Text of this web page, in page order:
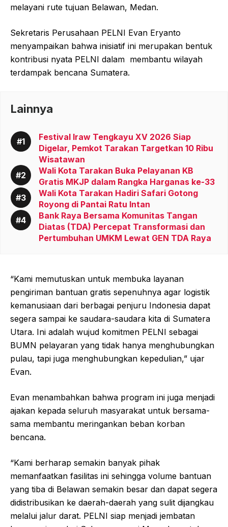
melayani rute tujuan Belawan, Medan.
Sekretaris Perusahaan PELNI Evan Eryanto
menyampaikan bahwa inisiatif ini merupakan bentuk
kontribusi nyata PELNI dalam membantu wilayah
terdampak bencana Sumatera.
Lainnya
Festival Iraw Tengkayu XV 2026 Siap
Digelar, Pemkot Tarakan Targetkan 10 Ribu
Wisatawan
Wali Kota Tarakan Buka Pelayanan KB
Gratis MKJP dalam Rangka Harganas ke-33
Wali Kota Tarakan Hadiri Safari Gotong
Royong di Pantai Ratu Intan
Bank Raya Bersama Komunitas Tangan
Diatas (TDA) Percepat Transformasi dan
Pertumbuhan UMKM Lewat GEN TDA Raya
“Kami memutuskan untuk membuka layanan
pengiriman bantuan gratis sepenuhnya agar logistik
kemanusiaan dari berbagai penjuru Indonesia dapat
segera sampai ke saudara-saudara kita di Sumatera
Utara. Ini adalah wujud komitmen PELNI sebagai
BUMN pelayaran yang tidak hanya menghubungkan
pulau, tapi juga menghubungkan kepedulian,” ujar
Evan.
Evan menambahkan bahwa program ini juga menjadi
ajakan kepada seluruh masyarakat untuk bersama-
sama membantu meringankan beban korban
bencana.
“Kami berharap semakin banyak pihak
memanfaatkan fasilitas ini sehingga volume bantuan
yang tiba di Belawan semakin besar dan dapat segera
didistribusikan ke daerah-daerah yang sulit dijangkau
melalui jalur darat. PELNI siap menjadi jembatan